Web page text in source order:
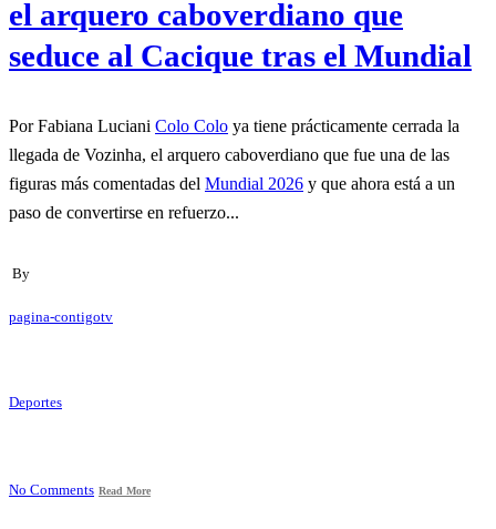
el arquero caboverdiano que
seduce al Cacique tras el Mundial
Por Fabiana Luciani Colo Colo ya tiene prácticamente cerrada la
llegada de Vozinha, el arquero caboverdiano que fue una de las
figuras más comentadas del Mundial 2026 y que ahora está a un
paso de convertirse en refuerzo...
By
pagina-contigotv
Deportes
No Comments Read More